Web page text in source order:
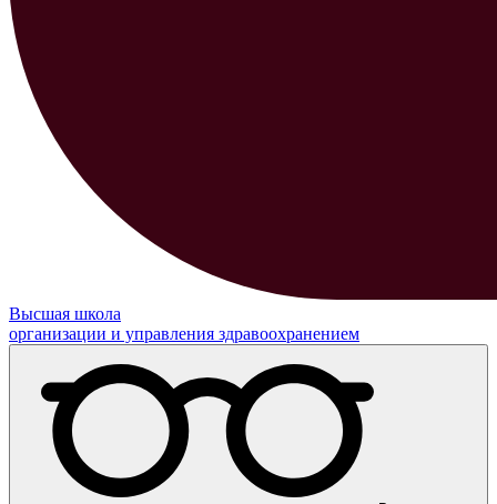
Высшая школа
организации и управления здравоохранением